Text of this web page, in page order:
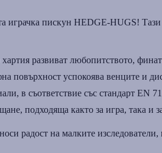
пискун HEDGE-HUGS!
развиват любопитството,
повърхност успокоява венците и
в съответствие със стандарт EN
подходяща както за игра, така и
радост на малките